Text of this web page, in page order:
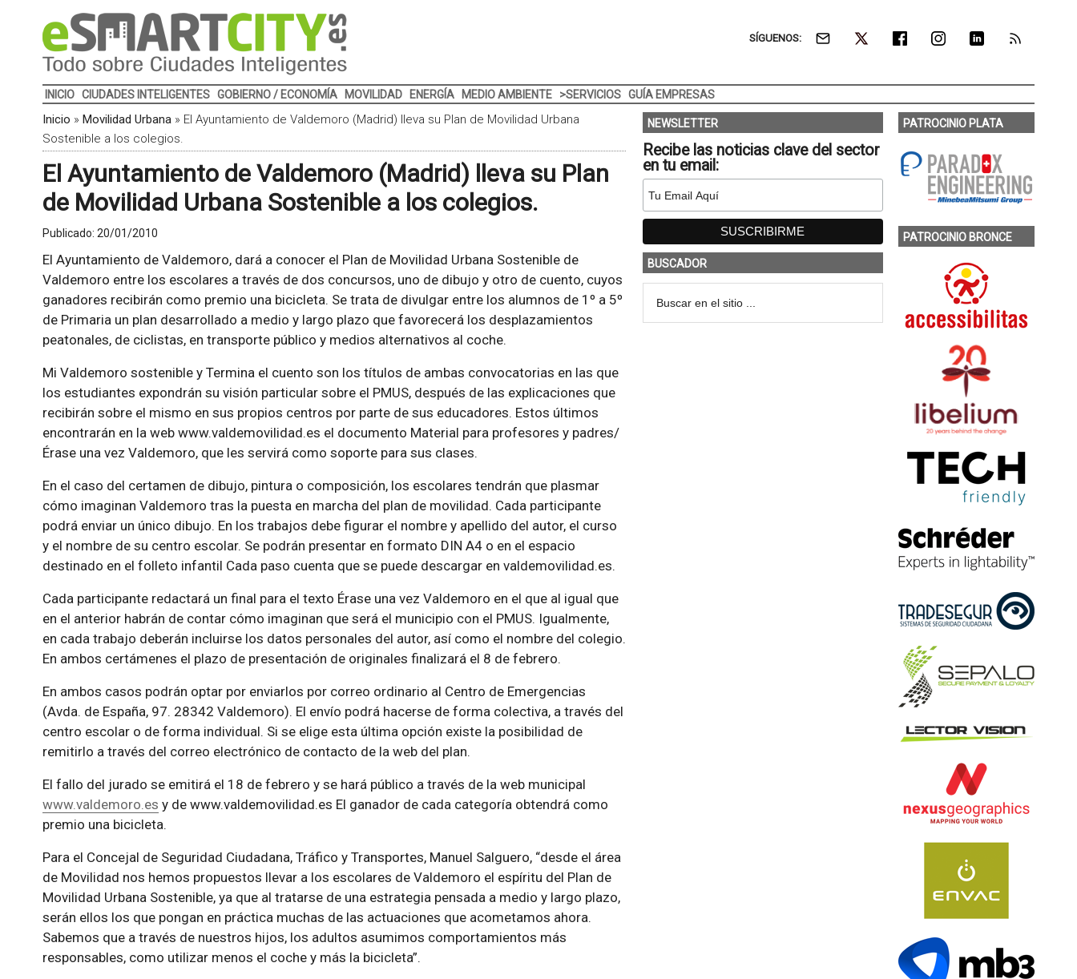
SÍGUENOS:
INICIO CIUDADES INTELIGENTES GOBIERNO / ECONOMÍA MOVILIDAD ENERGÍA MEDIO AMBIENTE >SERVICIOS GUÍA EMPRESAS
Inicio » Movilidad Urbana» El Ayuntamiento de Valdemoro (Madrid) lleva su Plan de Movilidad Urbana
Sostenible a los colegios.
El Ayuntamiento de Valdemoro (Madrid) lleva su Plan
de Movilidad Urbana Sostenible a los colegios.
Publicado: 20/01/2010
El Ayuntamiento de Valdemoro, dará a conocer el Plan de Movilidad Urbana Sostenible de
Valdemoro entre los escolares a través de dos concursos, uno de dibujo y otro de cuento, cuyos
ganadores recibirán como premio una bicicleta. Se trata de divulgar entre los alumnos de 1º a 5º
de Primaria un plan desarrollado a medio y largo plazo que favorecerá los desplazamientos
peatonales, de ciclistas, en transporte público y medios alternativos al coche.
Mi Valdemoro sostenible y Termina el cuento son los títulos de ambas convocatorias en las que
los estudiantes expondrán su visión particular sobre el PMUS, después de las explicaciones que
recibirán sobre el mismo en sus propios centros por parte de sus educadores. Estos últimos
encontrarán en la web www.valdemovilidad.es el documento Material para profesores y padres/
Érase una vez Valdemoro, que les servirá como soporte para sus clases.
En el caso del certamen de dibujo, pintura o composición, los escolares tendrán que plasmar
cómo imaginan Valdemoro tras la puesta en marcha del plan de movilidad. Cada participante
podrá enviar un único dibujo. En los trabajos debe figurar el nombre y apellido del autor, el curso
y el nombre de su centro escolar. Se podrán presentar en formato DIN A4 o en el espacio
destinado en el folleto infantil Cada paso cuenta que se puede descargar en valdemovilidad.es.
Cada participante redactará un final para el texto Érase una vez Valdemoro en el que al igual que
en el anterior habrán de contar cómo imaginan que será el municipio con el PMUS. Igualmente,
en cada trabajo deberán incluirse los datos personales del autor, así como el nombre del colegio.
En ambos certámenes el plazo de presentación de originales finalizará el 8 de febrero.
En ambos casos podrán optar por enviarlos por correo ordinario al Centro de Emergencias
(Avda. de España, 97. 28342 Valdemoro). El envío podrá hacerse de forma colectiva, a través del
centro escolar o de forma individual. Si se elige esta última opción existe la posibilidad de
remitirlo a través del correo electrónico de contacto de la web del plan.
El fallo del jurado se emitirá el 18 de febrero y se hará público a través de la web municipal
www.valdemoro.es y de www.valdemovilidad.es El ganador de cada categoría obtendrá como
premio una bicicleta.
Para el Concejal de Seguridad Ciudadana, Tráfico y Transportes, Manuel Salguero, “desde el área
de Movilidad nos hemos propuestos llevar a los escolares de Valdemoro el espíritu del Plan de
Movilidad Urbana Sostenible, ya que al tratarse de una estrategia pensada a medio y largo plazo,
serán ellos los que pongan en práctica muchas de las actuaciones que acometamos ahora.
Sabemos que a través de nuestros hijos, los adultos asumimos comportamientos más
responsables, como utilizar menos el coche y más la bicicleta”.
NEWSLETTER
Recibe las noticias clave del sector
en tu email:
BUSCADOR
PATROCINIO PLATA
PATROCINIO BRONCE